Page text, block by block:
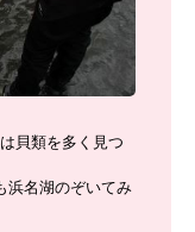
貝類を多く見つ
浜名湖のぞいてみ